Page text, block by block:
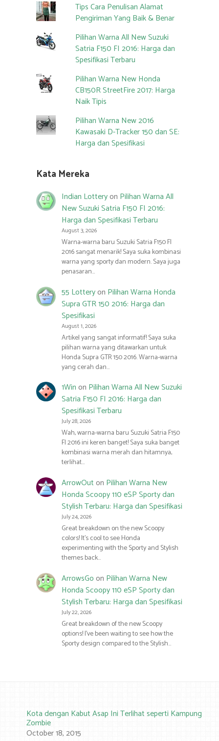
Tips Cara Penulisan Alamat
Pengiriman Yang Baik & Benar
Pilihan Warna All New Suzuki
Satria F150 FI 2016: Harga dan
Spesifikasi Terbaru
Pilihan Warna New Honda
CB150R StreetFire 2017: Harga
Naik Tipis
Pilihan Warna New 2016
Kawasaki D-Tracker 150 dan SE:
Harga dan Spesifikasi
Kata Mereka
Indian Lotteryon Pilihan Warna All
New Suzuki Satria F150 FI 2016:
Harga dan Spesifikasi Terbaru
August 3, 2026
Warna-warna baru Suzuki Satria F150 FI
2016 sangat menarik! Saya suka kombinasi
warna yang sporty dan modern. Saya juga
penasaran…
55 Lotteryon Pilihan Warna Honda
Supra GTR 150 2016: Harga dan
Spesifikasi
August 1, 2026
Artikel yang sangat informatif! Saya suka
pilihan warna yang ditawarkan untuk
Honda Supra GTR 150 2016. Warna-warna
yang cerah dan…
1Winon Pilihan Warna All New Suzuki
Satria F150 FI 2016: Harga dan
Spesifikasi Terbaru
July 28, 2026
Wah, warna-warna baru Suzuki Satria F150
FI 2016 ini keren banget! Saya suka banget
kombinasi warna merah dan hitamnya,
terlihat…
ArrowOuton Pilihan Warna New
Honda Scoopy 110 eSP Sporty dan
Stylish Terbaru: Harga dan Spesifikasi
July 24, 2026
Great breakdown on the new Scoopy
colors! It’s cool to see Honda
experimenting with the Sporty and Stylish
themes back…
ArrowsGoon Pilihan Warna New
Honda Scoopy 110 eSP Sporty dan
Stylish Terbaru: Harga dan Spesifikasi
July 22, 2026
Great breakdown of the new Scoopy
options! I’ve been waiting to see how the
Sporty design compared to the Stylish…
Kota dengan Kabut Asap Ini Terlihat seperti Kampung
Zombie
October 18, 2015